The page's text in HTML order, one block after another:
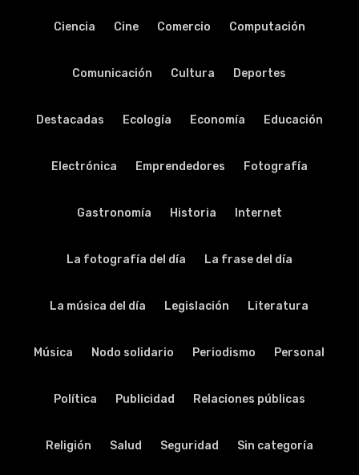
Ciencia Cine Comercio Computación
Comunicación Cultura Deportes
Destacadas Ecología Economía Educación
Electrónica Emprendedores Fotografía
Gastronomía Historia Internet
La fotografía del día La frase del día
La música del día Legislación Literatura
Música Nodo solidario Periodismo Personal
Política Publicidad Relaciones públicas
Religión Salud Seguridad Sin categoría